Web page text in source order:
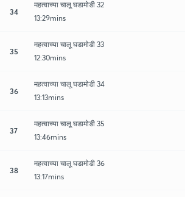
34
महत्वाच्या चालू घडामोडी 32
13:29mins
35
महत्वाच्या चालू घडामोडी 33
12:30mins
36
महत्वाच्या चालू घडामोडी 34
13:13mins
37
महत्वाच्या चालू घडामोडी 35
13:46mins
38
महत्वाच्या चालू घडामोडी 36
13:17mins